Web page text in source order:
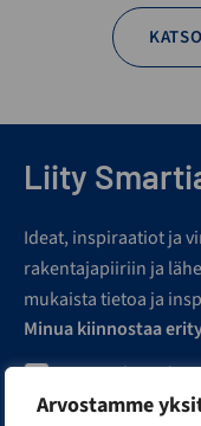
Arvostamme
Liity
Ideat, inspiraatiot ja
rakentajapiiriin ja
mukaista tietoa ja
Minua kiinnostaa
Toimitilan
Hallin